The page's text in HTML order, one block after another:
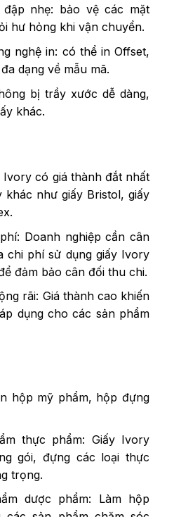
nhẹ: bảo vệ các mặt
hư hỏng khi vận chuyển.
nghệ in: có thể in Offset,
dạng về mẫu mã.
bị trầy xước dễ dàng,
khác.
Ivory có giá thành đắt nhất
khác như giấy Bristol, giấy
Doanh nghiệp cần cân
chi phí sử dụng giấy Ivory
đảm bảo cân đối thu chi.
rãi: Giá thành cao khiến
dụng cho các sản phẩm
hộp mỹ phẩm, hộp đựng
thực phẩm: Giấy Ivory
gói, đựng các loại thực
trọng.
dược phẩm: Làm hộp